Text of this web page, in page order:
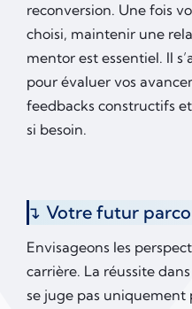
reconversion. Une fois
choisi, maintenir une
mentor est essentiel. Il
pour évaluer vos
feedbacks constructifs
si besoin.
Votre futur
Envisageons les
carrière. La réussite
se juge pas uniquement